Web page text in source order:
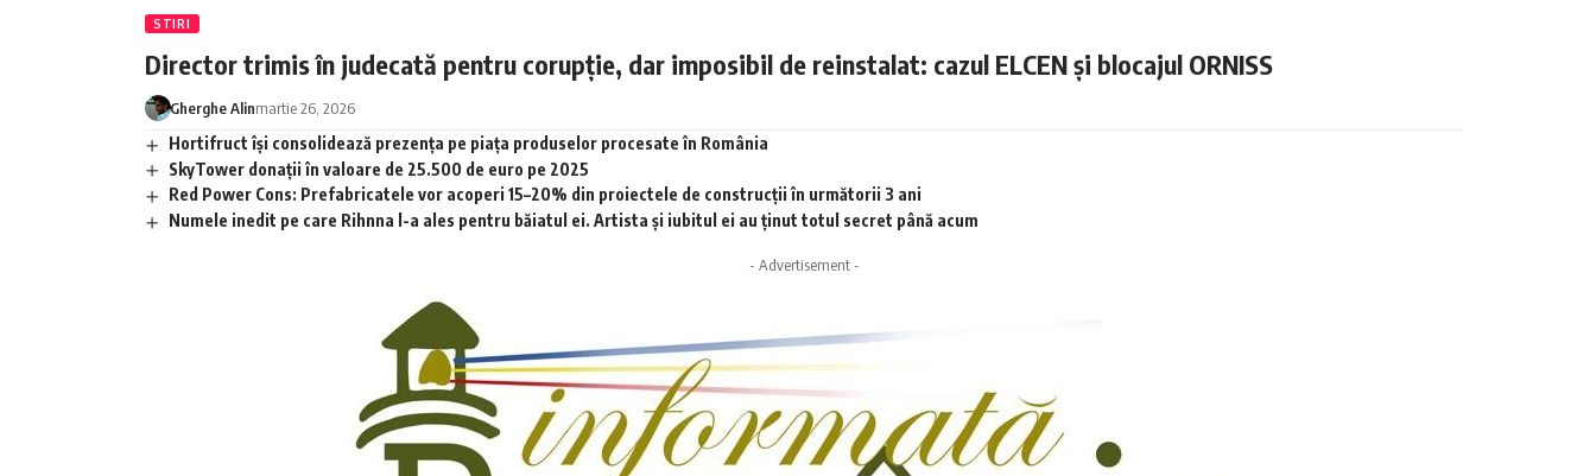
STIRI
Director trimis în judecată pentru corupție, dar imposibil de reinstalat: cazul ELCEN și blocajul ORNISS
Gherghe Alinmartie 26, 2026
Hortifruct își consolidează prezența pe piața produselor procesate în România
SkyTower donații în valoare de 25.500 de euro pe 2025
Red Power Cons: Prefabricatele vor acoperi 15–20% din proiectele de construcții în următorii 3 ani
Numele inedit pe care Rihnna l-a ales pentru băiatul ei. Artista și iubitul ei au ținut totul secret până acum
- Advertisement -